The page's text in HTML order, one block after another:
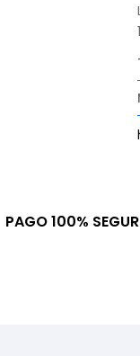
PAGO 100%